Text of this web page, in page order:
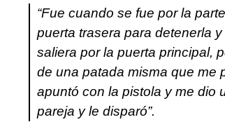
“Fue cuando se fue por la
puerta trasera para detenerla
saliera por la puerta principal,
de una patada misma que me
apuntó con la pistola y me dio
pareja y le disparó”.